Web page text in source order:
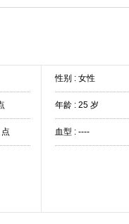
性别 : 女性
年龄 : 25 岁
血型 : ----